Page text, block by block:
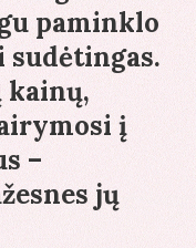
paminklo
kainų,
į
–
jų